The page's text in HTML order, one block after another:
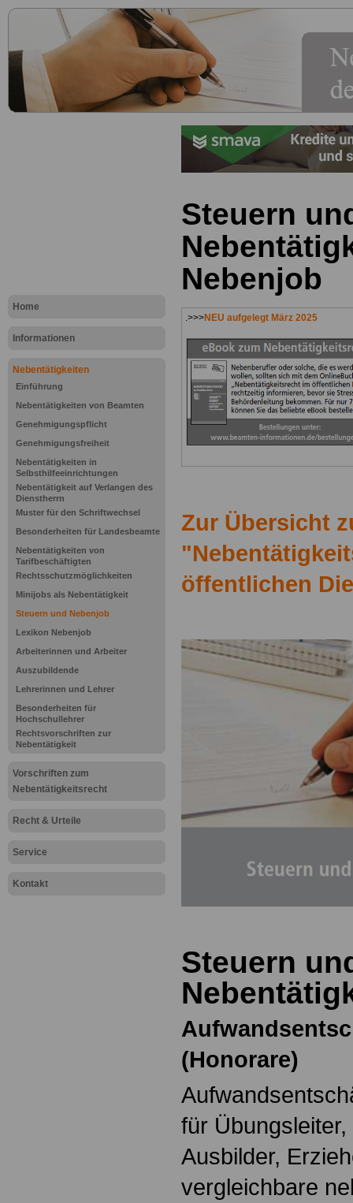
Home
Informationen
Nebentätigkeiten
Einführung
Nebentätigkeiten von Beamten
Genehmigungspflicht
Genehmigungsfreiheit
Nebentätigkeiten in
Selbsthilfeeinrichtungen
Nebentätigkeit auf Verlangen des
Dienstherrn
Muster für den Schriftwechsel
Besonderheiten für Landesbeamte
Nebentätigkeiten von
Tarifbeschäftigten
Rechtsschutzmöglichkeiten
Minijobs als Nebentätigkeit
Steuern und Nebenjob
Lexikon Nebenjob
Arbeiterinnen und Arbeiter
Auszubildende
Lehrerinnen und Lehrer
Besonderheiten für
Hochschullehrer
Rechtsvorschriften zur
Nebentätigkeit
Vorschriften zum
Nebentätigkeitsrecht
Recht & Urteile
Service
Kontakt
Steuern
Nebenjob
.>>>NEU aufgelegt März 2025
Zur Übersicht
öffentlichen
Steuern
(Honorare)
für
Ausbilder,
vergleichbare